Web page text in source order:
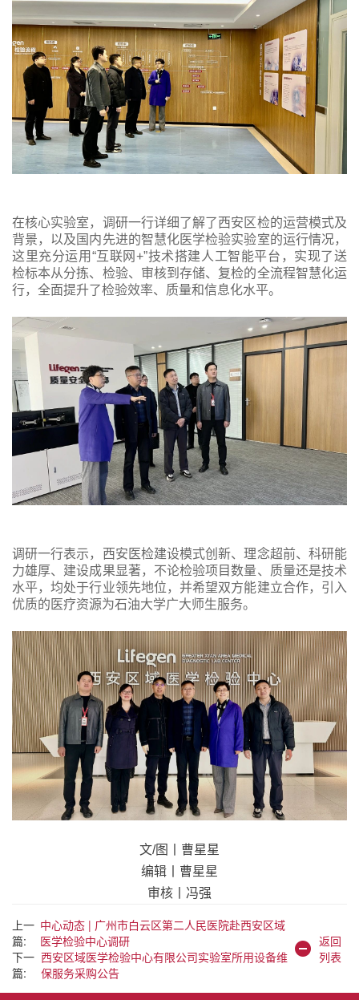
在核心实验室，调研一行详细了解了西安区检的运营模式及
背景，以及国内先进的智慧化医学检验实验室的运行情况，
这里充分运用“互联网+”技术搭建人工智能平台，实现了送
检标本从分拣、检验、审核到存储、复检的全流程智慧化运
行，全面提升了检验效率、质量和信息化水平。
调研一行表示，西安医检建设模式创新、理念超前、科研能
力雄厚、建设成果显著，不论检验项目数量、质量还是技术
水平，均处于行业领先地位，并希望双方能建立合作，引入
优质的医疗资源为石油大学广大师生服务。
文/图丨曹星星
编辑丨曹星星
审核丨冯强
上一
篇:
中心动态 | 广州市白云区第二人民医院赴西安区域
医学检验中心调研
下一
篇:
西安区域医学检验中心有限公司实验室所用设备维
保服务采购公告
返回
列表